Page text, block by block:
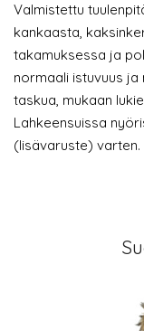
Valmistettu
kankaasta,
takamuksessa ja
normaali istuvuus
taskua, mukaan
Lahkeensuissa
(lisävaruste) varten.